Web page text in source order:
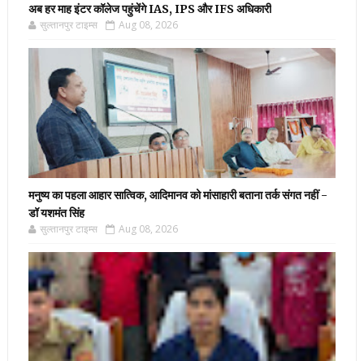
अब हर माह इंटर कॉलेज पहुंचेंगे IAS, IPS और IFS अधिकारी
सुल्तानपुर टाइम्स Aug 08, 2026
मनुष्य का पहला आहार सात्विक, आदिमानव को मांसाहारी बताना तर्क संगत नहीं -
डॉ यशमंत सिंह
सुल्तानपुर टाइम्स Aug 08, 2026